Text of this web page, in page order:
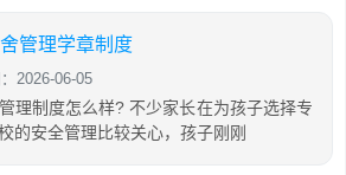
管理学章制度
2026-06-05
理制度怎么样? 不少家长在为孩子选择专
的安全管理比较关心，孩子刚刚